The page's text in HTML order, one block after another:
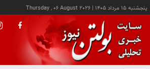
پنجشنبه ۱۵ مرداد ۱۴۰۵ |
Thursday , 06 August 2026